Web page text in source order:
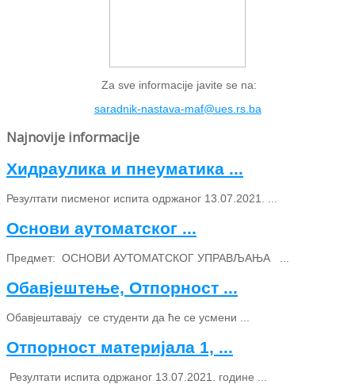
Za sve informacije javite se na:
saradnik-nastava-maf@ues.rs.ba
Najnovije informacije
Хидраулика и пнеуматика ...
Резултати писменог испита одржаног 13.07.2021. ...
Основи аутоматског ...
Предмет: ОСНОВИ АУТОМАТСКОГ УПРАВЉАЊА ...
Обавјештење, Отпорност ...
Обавјештавају се студенти да ће се усмени ...
Отпорност материјала 1, ...
Резултати испита одржаног 13.07.2021. године ...